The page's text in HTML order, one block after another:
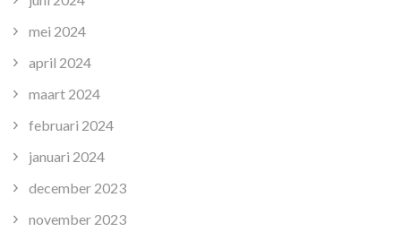
mei 2024
april 2024
maart 2024
februari 2024
januari 2024
december 2023
november 2023